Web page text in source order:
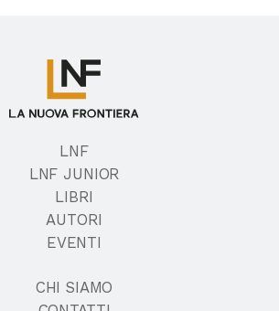
LNF
LNF JUNIOR
LIBRI
AUTORI
EVENTI
CHI SIAMO